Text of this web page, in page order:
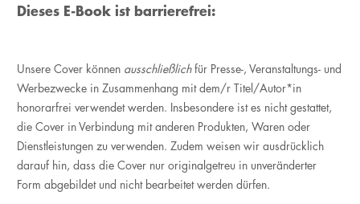
Dieses E-Book ist barrierefrei:
Unsere Cover können ausschließlichfür Presse-, Veranstaltungs- und
Werbezwecke in Zusammenhang mit dem/r Titel/Autor*in
honorarfrei verwendet werden. Insbesondere ist es nicht gestattet,
die Cover in Verbindung mit anderen Produkten, Waren oder
Dienstleistungen zu verwenden. Zudem weisen wir ausdrücklich
darauf hin, dass die Cover nur originalgetreu in unveränderter
Form abgebildet und nicht bearbeitet werden dürfen.